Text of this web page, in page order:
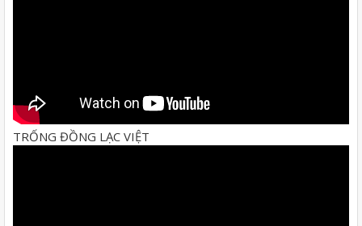
TRỐNG ĐỒNG LẠC VIỆT